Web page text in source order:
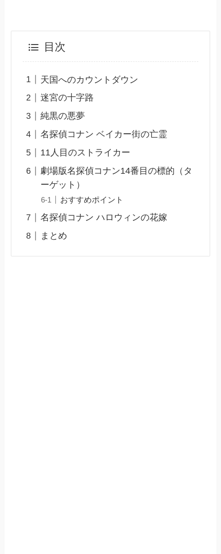
目次
天国へのカウントダウン
迷宮の十字路
純黒の悪夢
名探偵コナン ベイカー街の亡霊
11人目のストライカー
劇場版名探偵コナン14番目の標的（タ
ーゲット）
おすすめポイント
名探偵コナン ハロウィンの花嫁
まとめ